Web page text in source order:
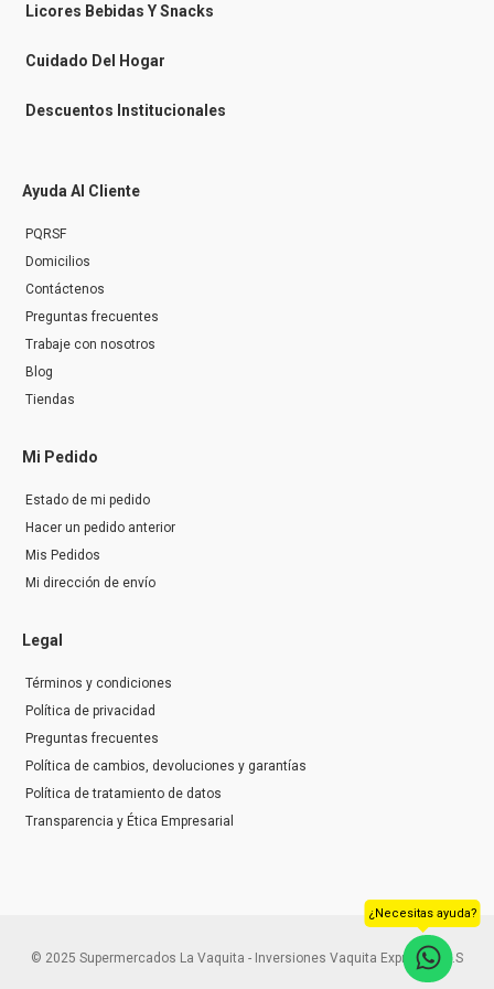
n
g
r
Licores Bebidas Y Snacks
Cuidado Del Hogar
Descuentos Institucionales
Ayuda Al Cliente
PQRSF
Domicilios
Contáctenos
Preguntas frecuentes
Trabaje con nosotros
Blog
Tiendas
Mi Pedido
Estado de mi pedido
Hacer un pedido anterior
Mis Pedidos
Mi dirección de envío
Legal
Términos y condiciones
Política de privacidad
Preguntas frecuentes
Política de cambios, devoluciones y garantías
Política de tratamiento de datos
Transparencia y Ética Empresarial
© 2025 Supermercados La Vaquita - Inversiones Vaquita Express S.A.S
¿Necesitas ayuda?